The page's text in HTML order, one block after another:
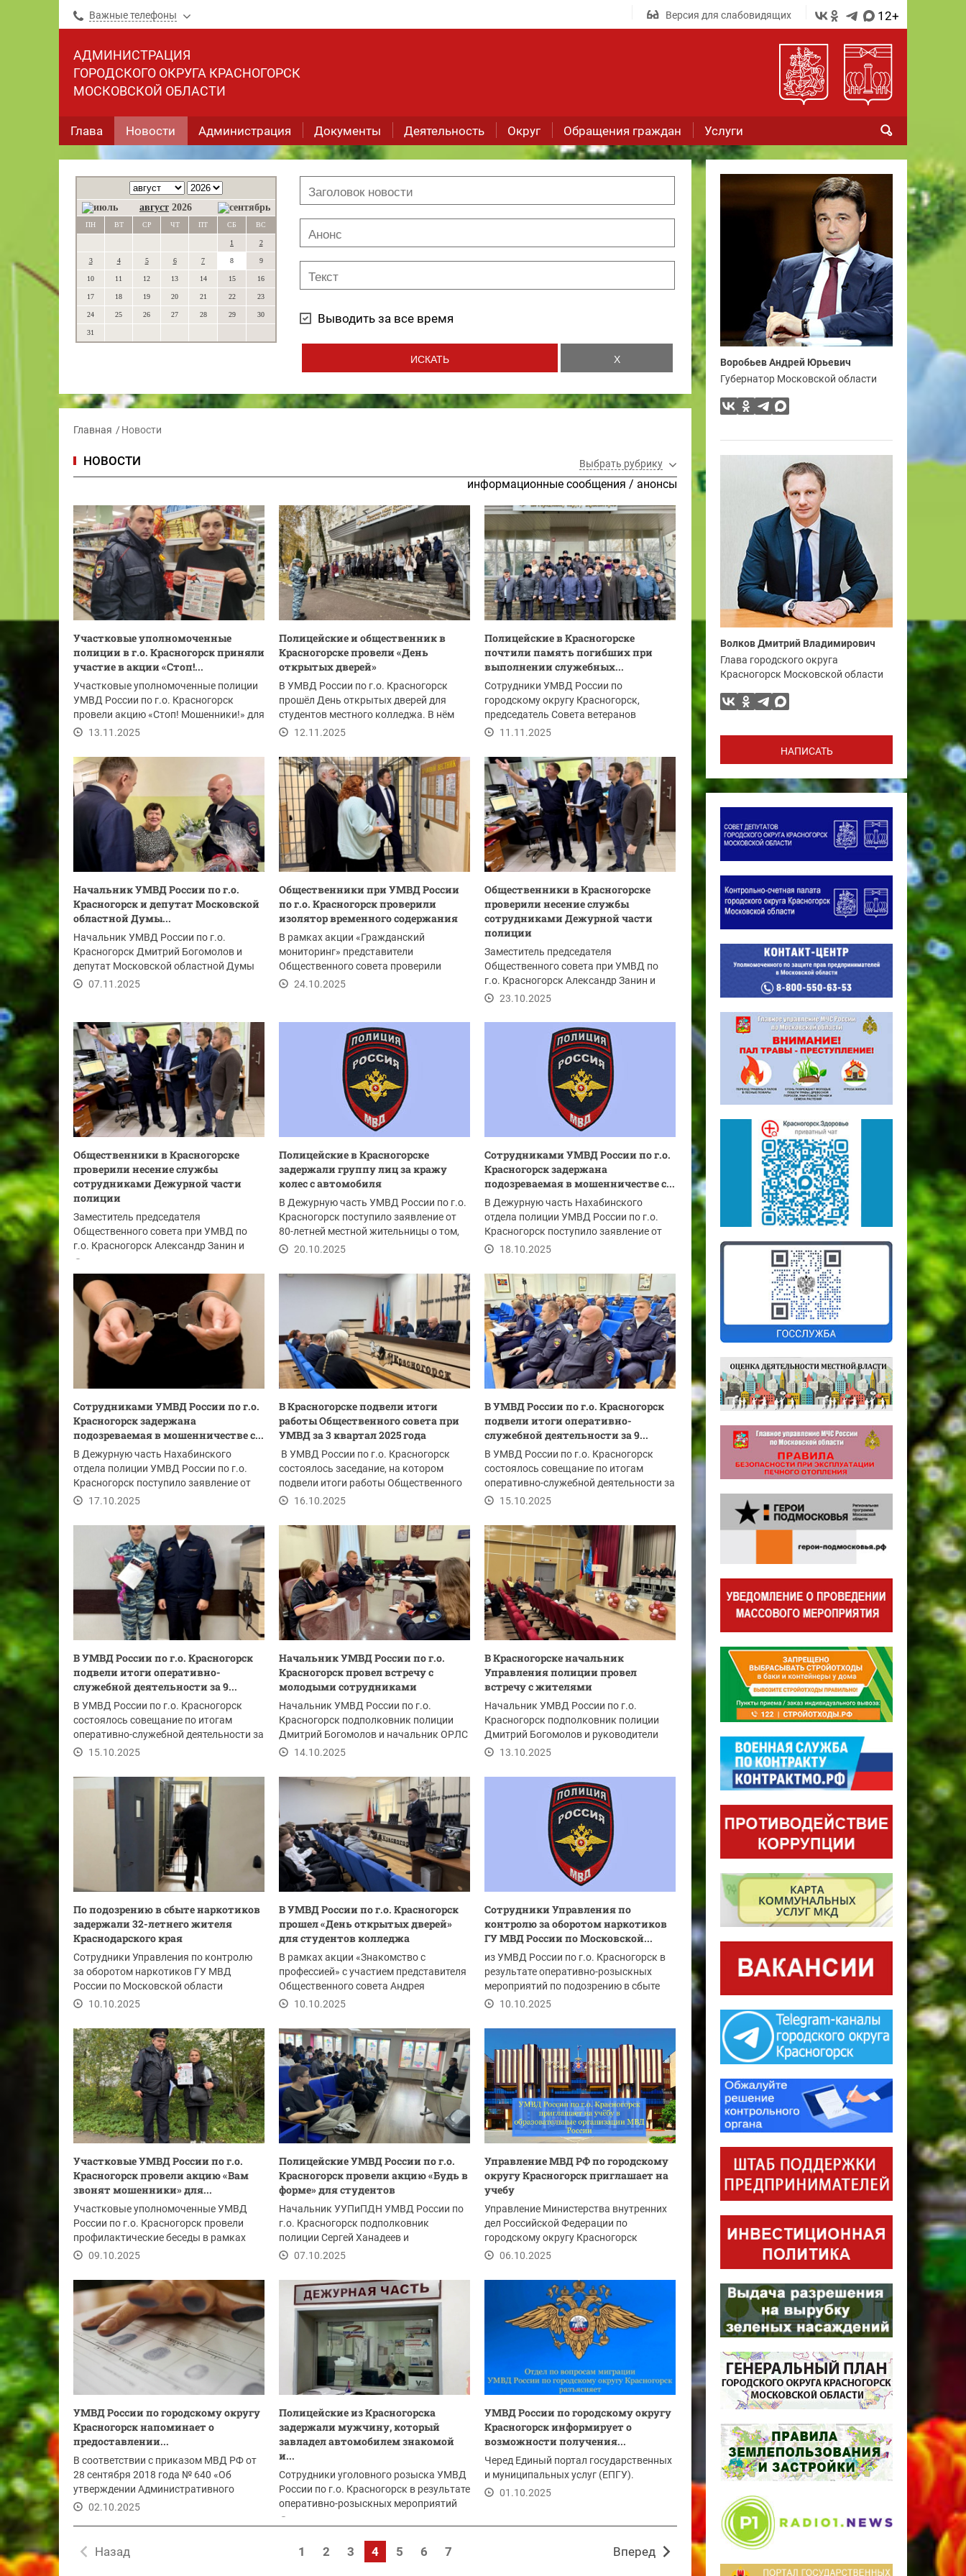
Важные телефоны Версия для слабовидящих 12+
АДМИНИСТРАЦИЯ
ГОРОДСКОГО ОКРУГА КРАСНОГОРСК
МОСКОВСКОЙ ОБЛАСТИ
Глава Новости Администрация Документы Деятельность Округ Обращения граждан Услуги
август 2026
ПН ВТ СР ЧТ ПТ СБ ВС
1 2
3 4 5 6 7 8 9
10 11 12 13 14 15 16
17 18 19 20 21 22 23
24 25 26 27 28 29 30
31
Выводить за все время
Главная Новости
НОВОСТИ Выбрать рубрику
информационные сообщения / анонсы
Участковые уполномоченные
полиции в г.о. Красногорск приняли
участие в акции «Стоп!...
Участковые уполномоченные полиции
УМВД России по г.о. Красногорск
провели акцию «Стоп! Мошенники!» для
жителей...
13.11.2025
Полицейские и общественник в
Красногорске провели «День
открытых дверей»
В УМВД России по г.о. Красногорск
прошёл День открытых дверей для
студентов местного колледжа. В нём
принял участие...
12.11.2025
Полицейские в Красногорске
почтили память погибших при
выполнении служебных...
Сотрудники УМВД России по
городскому округу Красногорск,
председатель Совета ветеранов
Николай Кучаев, представители...
11.11.2025
Начальник УМВД России по г.о.
Красногорск и депутат Московской
областной Думы...
Начальник УМВД России по г.о.
Красногорск Дмитрий Богомолов и
депутат Московской областной Думы
Роман Володин...
07.11.2025
Общественники при УМВД России
по г.о. Красногорск проверили
изолятор временного содержания
В рамках акции «Гражданский
мониторинг» представители
Общественного совета проверили
деятельность изолятора...
24.10.2025
Общественники в Красногорске
проверили несение службы
сотрудниками Дежурной части
полиции
Заместитель председателя
Общественного совета при УМВД по
г.о. Красногорск Александр Занин и
представители Совета в...
23.10.2025
Общественники в Красногорске
проверили несение службы
сотрудниками Дежурной части
полиции
Заместитель председателя
Общественного совета при УМВД по
г.о. Красногорск Александр Занин и
представители Совета в...
Полицейские в Красногорске
задержали группу лиц за кражу
колес с автомобиля
В Дежурную часть УМВД России по г.о.
Красногорск поступило заявление от
80-летней местной жительницы о том,
что...20.10.2025
Сотрудниками УМВД России по г.о.
Красногорск задержана
подозреваемая в мошенничестве с...
В Дежурную часть Нахабинского
отдела полиции УМВД России по г.о.
Красногорск поступило заявление от
представителя...
18.10.2025
Сотрудниками УМВД России по г.о.
Красногорск задержана
подозреваемая в мошенничестве с...
В Дежурную часть Нахабинского
отдела полиции УМВД России по г.о.
Красногорск поступило заявление от
представителя...
17.10.2025
В Красногорске подвели итоги
работы Общественного совета при
УМВД за 3 квартал 2025 года
В УМВД России по г.о. Красногорск
состоялось заседание, на котором
подвели итоги работы Общественного
совета за 3...
16.10.2025
В УМВД России по г.о. Красногорск
подвели итоги оперативно-
служебной деятельности за 9...
В УМВД России по г.о. Красногорск
состоялось совещание по итогам
оперативно-служебной деятельности за
9 месяцев 2025...
15.10.2025
В УМВД России по г.о. Красногорск
подвели итоги оперативно-
служебной деятельности за 9...
В УМВД России по г.о. Красногорск
состоялось совещание по итогам
оперативно-служебной деятельности за
9 месяцев 2025...
15.10.2025
Начальник УМВД России по г.о.
Красногорск провел встречу с
молодыми сотрудниками
Начальник УМВД России по г.о.
Красногорск подполковник полиции
Дмитрий Богомолов и начальник ОРЛС
полковник полиции...
14.10.2025
В Красногорске начальник
Управления полиции провел
встречу с жителями
Начальник УМВД России по г.о.
Красногорск подполковник полиции
Дмитрий Богомолов и руководители
подразделений...
13.10.2025
По подозрению в сбыте наркотиков
задержали 32-летнего жителя
Краснодарского края
Сотрудники Управления по контролю
за оборотом наркотиков ГУ МВД
России по Московской области
совместно с коллегами из...
10.10.2025
В УМВД России по г.о. Красногорск
прошел «День открытых дверей»
для студентов колледжа
В рамках акции «Знакомство с
профессией» с участием представителя
Общественного совета Андрея
Захарова в УМВД России...
10.10.2025
Сотрудники Управления по
контролю за оборотом наркотиков
ГУ МВД России по Московской...
из УМВД России по г.о. Красногорск в
результате оперативно-розыскных
мероприятий по подозрению в сбыте
наркотиков...
10.10.2025
Участковые УМВД России по г.о.
Красногорск провели акцию «Вам
звонят мошенники» для...
Участковые уполномоченные УМВД
России по г.о. Красногорск провели
профилактические беседы в рамках
акции «Вам звонят...
09.10.2025
Полицейские УМВД России по г.о.
Красногорск провели акцию «Будь в
форме» для студентов
Начальник УУПиПДН УМВД России по
г.о. Красногорск подполковник
полиции Сергей Ханадеев и
заместитель начальника ОРЛС...
07.10.2025
Управление МВД РФ по городскому
округу Красногорск приглашает на
учебу
Управление Министерства внутренних
дел Российской Федерации по
городскому округу Красногорск
приглашает выпускников...
06.10.2025
УМВД России по городскому округу
Красногорск напоминает о
предоставлении...
В соответствии с приказом МВД РФ от
28 сентября 2018 года № 640 «Об
утверждении Административного
регламента...
02.10.2025
Полицейские из Красногорска
задержали мужчину, который
завладел автомобилем знакомой
и...
Сотрудники уголовного розыска УМВД
России по г.о. Красногорск в результате
оперативно-розыскных мероприятий
задержали...
УМВД России по городскому округу
Красногорск информирует о
возможности получения...
Черед Единый портал государственных
и муниципальных услуг (ЕПГУ).
01.10.2025
1 2 3 4 5 6 7
Назад Вперед
Воробьев Андрей Юрьевич
Губернатор Московской области
Волков Дмитрий Владимирович
Глава городского округа
Красногорск Московской области
НАПИСАТЬ